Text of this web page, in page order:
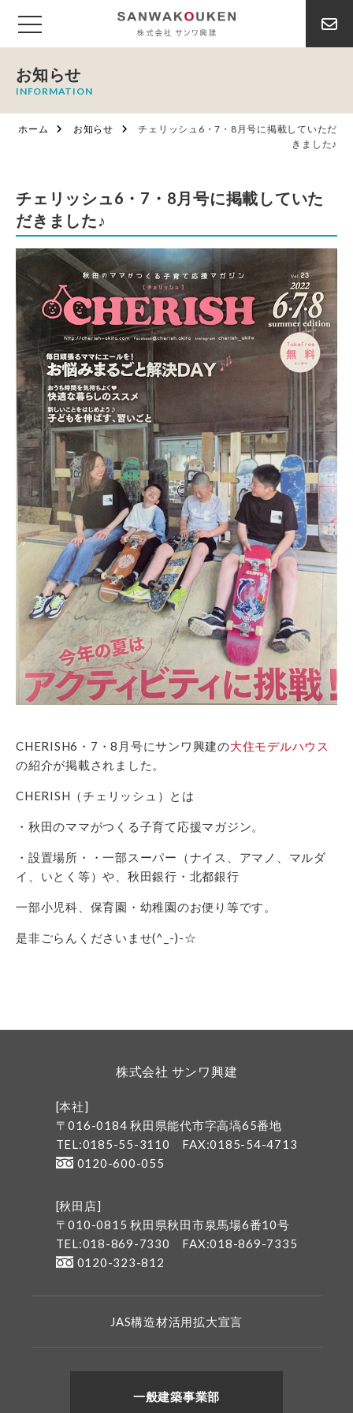
お知らせ
INFORMATION
ホーム お知らせ
チェリッシュ6・7・8月号に掲載していただ
きました♪
チェリッシュ6・7・8月号に掲載していた
だきました♪
CHERISH6・7・8月号にサンワ興建の大住モデルハウス
の紹介が掲載されました。
CHERISH（チェリッシュ）とは
・秋田のママがつくる子育て応援マガジン。
・設置場所・・一部スーパー（ナイス、アマノ、マルダ
イ、いとく等）や、秋田銀行・北都銀行
一部小児科、保育園・幼稚園のお便り等です。
是非ごらんくださいませ(^_-)-☆
株式会社 サンワ興建
[本社]
〒016-0184 秋田県能代市字高塙65番地
TEL:0185-55-3110
FAX:0185-54-4713
0120-600-055
[秋田店]
〒010-0815 秋田県秋田市泉馬場6番10号
TEL:018-869-7330
FAX:018-869-7335
0120-323-812
JAS構造材活用拡大宣言
一般建築事業部